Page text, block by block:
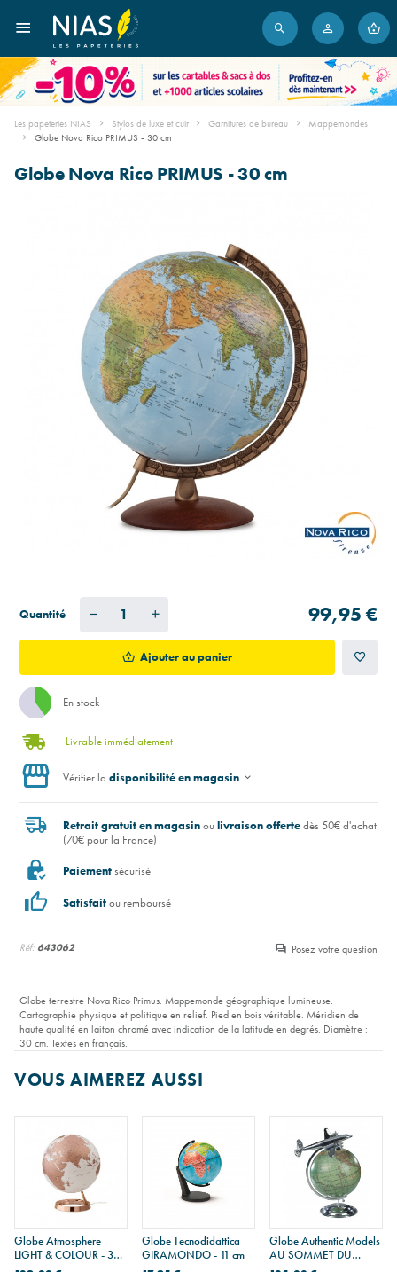
Les papeteries NIAS Stylos de luxe et cuir Garnitures de bureau
Mappemondes
Globe Nova Rico PRIMUS - 30 cm
Globe Nova Rico PRIMUS - 30 cm
Réf: 643062 Posez votre question
Globe terrestre Nova Rico Primus. Mappemonde géographique lumineuse.
Cartographie physique et politique en relief. Pied en bois véritable. Méridien de
haute qualité en laiton chromé avec indication de la latitude en degrés. Diamètre :
30 cm. Textes en français.
Quantité 99,95 €
Ajouter au panier
En stock
Livrable immédiatement
Vérifier la disponibilité en magasin
Retrait gratuit en magasinoulivraison offertedès 50€ d'achat
(70€ pour la France)
Paiementsécurisé
Satisfaitou remboursé
VOUS AIMEREZ AUSSI
Globe Atmosphere
LIGHT & COLOUR - 30
cm
Globe Tecnodidattica
GIRAMONDO - 11 cm
Globe Authentic Models
AU SOMMET DU
MONDE